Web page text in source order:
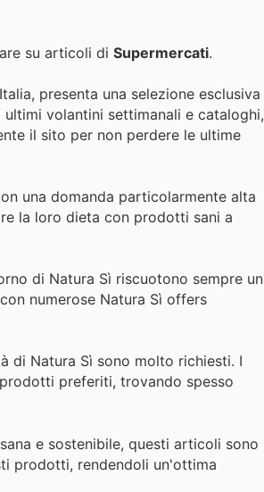
su articoli di Supermercati.
presenta una selezione esclusiva
volantini settimanali e cataloghi,
il sito per non perdere le ultime
una domanda particolarmente alta
la loro dieta con prodotti sani a
di Natura Sì riscuotono sempre un
numerose Natura Sì offers
di Natura Sì sono molto richiesti. I
preferiti, trovando spesso
e sostenibile, questi articoli sono
prodotti, rendendoli un'ottima